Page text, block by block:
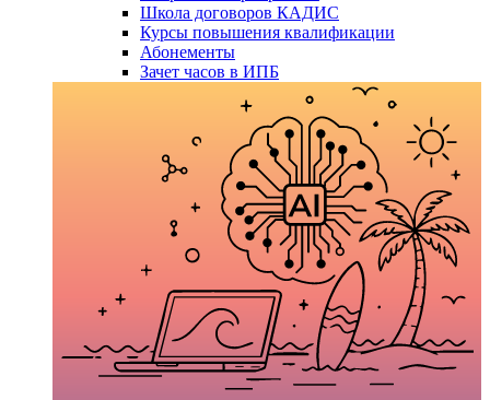
Школа договоров КАДИС
Курсы повышения квалификации
Абонементы
Зачет часов в ИПБ